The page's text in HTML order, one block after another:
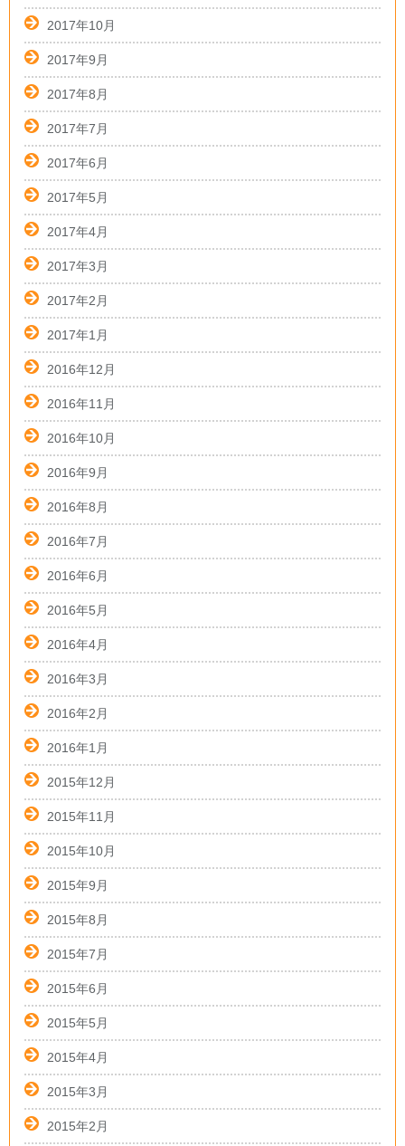
2017年10月
2017年9月
2017年8月
2017年7月
2017年6月
2017年5月
2017年4月
2017年3月
2017年2月
2017年1月
2016年12月
2016年11月
2016年10月
2016年9月
2016年8月
2016年7月
2016年6月
2016年5月
2016年4月
2016年3月
2016年2月
2016年1月
2015年12月
2015年11月
2015年10月
2015年9月
2015年8月
2015年7月
2015年6月
2015年5月
2015年4月
2015年3月
2015年2月